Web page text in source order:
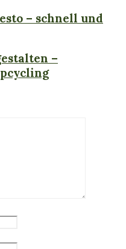
– schnell und
–